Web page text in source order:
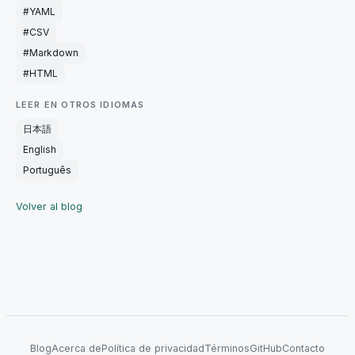
#YAML
#CSV
#Markdown
#HTML
LEER EN OTROS IDIOMAS
日本語
English
Português
Volver al blog
BlogAcerca dePolítica de privacidadTérminosGitHubContacto